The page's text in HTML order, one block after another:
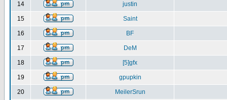
14 justin
15 Saint
16 BF
17 DeM
18 [5]gfx
19 gpupkin
20 MeilerSrun